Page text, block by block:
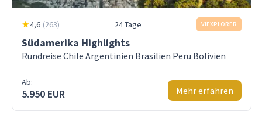
4,6 (263) 24 Tage VIEXPLORER
Südamerika Highlights
Rundreise Chile Argentinien Brasilien Peru Bolivien
Ab:
5.950 EUR Mehr erfahren